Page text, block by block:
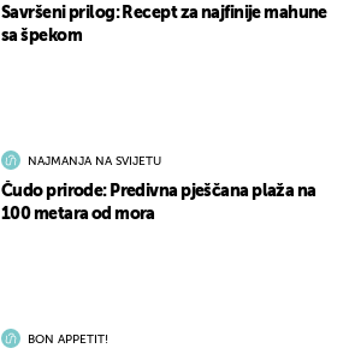
Savršeni prilog: Recept za najfinije mahune
sa špekom
NAJMANJA NA SVIJETU
Čudo prirode: Predivna pješčana plaža na
100 metara od mora
BON APPETIT!